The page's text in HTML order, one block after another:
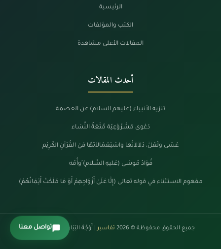
الرئيسية
الكتب والمؤلفات
المقالات الأعلى مشاهدة
أحدث المقالات
تنزيه الأنبياء (عليهم السلام) عن العصمة
دَعْوى مَشْرُوْعِيّة مُتْعَةُ النِّسَاء
عَسَى ولَعَلَّ، دَلاَلاَتُها واسْتِعْمَالاَتهُا فيْ القُرْآنِ الكَرِيْم
فُؤادُ مُوسَى (عَليهِ السَّلام) َوأُمّه
مفهوم الاستثناء في قوله تعالى (إِلَّا عَلَىٰ أَزْوَاجِهِمْ أَوْ مَا مَلَكَتْ أَيْمَانُهُمْ)
جميع الحقوق محفوظة © 2026 تفاسير| أَوْجُهُ البَيَانْ فِي كَلَامِ الرَّحْمَنْ
تواصل معنا